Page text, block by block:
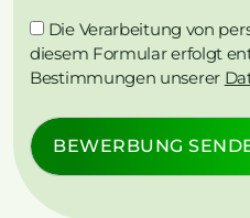
Die Verarbeitung von
diesem Formular erfolgt
Bestimmungen unserer
BEWERBUNG